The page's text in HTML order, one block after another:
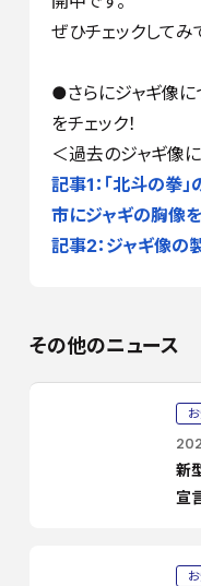
ぜひチェックしてみ
●さらにジャギ像
をチェック！
＜過去のジャギ像
記事1：「北斗の拳
市にジャギの胸像
記事2： ジャギ像の
その他のニュース
新
宣